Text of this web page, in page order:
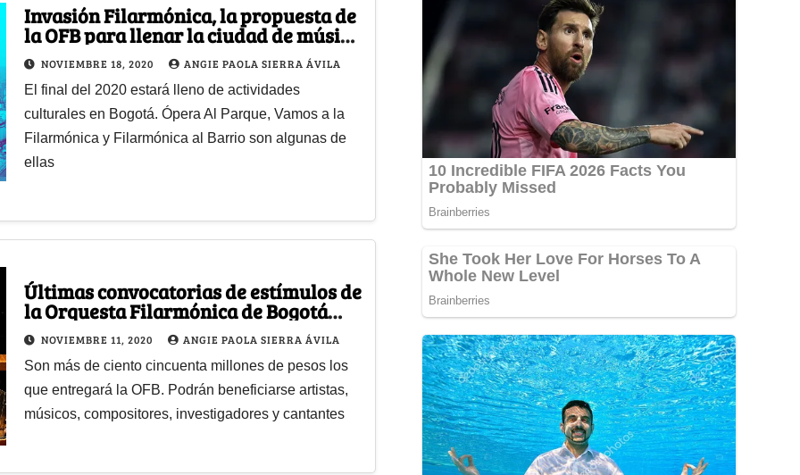
Invasión Filarmónica, la propuesta de
la OFB para llenar la ciudad de música
y cultura
NOVIEMBRE 18, 2020 ANGIE PAOLA SIERRA ÁVILA
El final del 2020 estará lleno de actividades
culturales en Bogotá. Ópera Al Parque, Vamos a la
Filarmónica y Filarmónica al Barrio son algunas de
ellas
Últimas convocatorias de estímulos de
la Orquesta Filarmónica de Bogotá
para 2020
NOVIEMBRE 11, 2020 ANGIE PAOLA SIERRA ÁVILA
Son más de ciento cincuenta millones de pesos los
que entregará la OFB. Podrán beneficiarse artistas,
músicos, compositores, investigadores y cantantes